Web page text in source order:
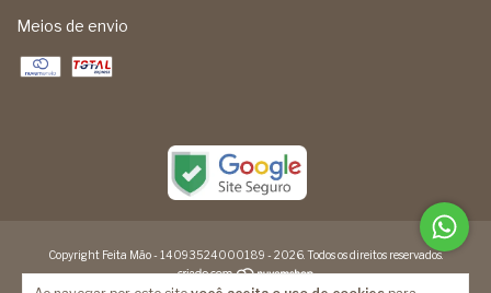
Meios de envio
Copyright Feita Mão - 14093524000189 - 2026. Todos os direitos reservados.